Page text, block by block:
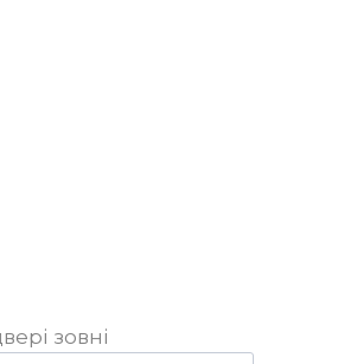
зовні